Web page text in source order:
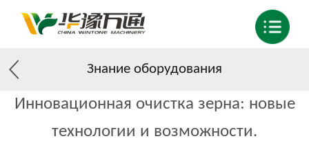
Знание оборудования
Инновационная очистка зерна: новые
технологии и возможности.